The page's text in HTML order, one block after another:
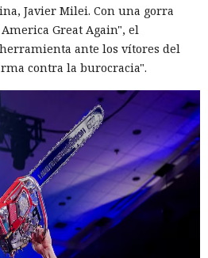
Javier Milei. Con una gorra
Great Again", el
ante los vítores del
contra la burocracia".